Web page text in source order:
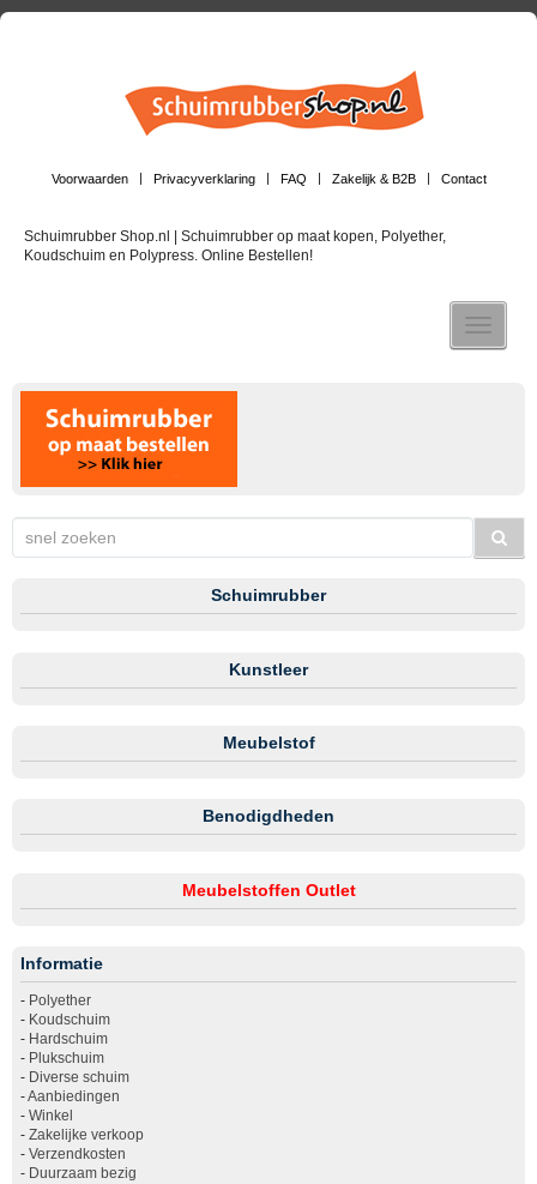
Voorwaarden Privacyverklaring FAQ Zakelijk & B2B Contact
Schuimrubber Shop.nl | Schuimrubber op maat kopen, Polyether,
Koudschuim en Polypress. Online Bestellen!
Toggle
Schuimrubber
Kunstleer
Meubelstof
Benodigdheden
Meubelstoffen Outlet
Informatie
- Polyether
- Koudschuim
- Hardschuim
- Plukschuim
- Diverse schuim
-Aanbiedingen
- Winkel
- Zakelijke verkoop
- Verzendkosten
- Duurzaam bezig